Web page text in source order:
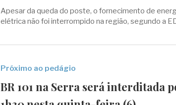
Apesar da queda do poste, o fornecimento de
elétrica não foi interrompido na região, segundo a
Próximo ao pedágio
BR 101 na Serra será interditada